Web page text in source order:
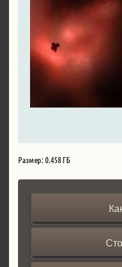
Размер: 0.458 ГБ